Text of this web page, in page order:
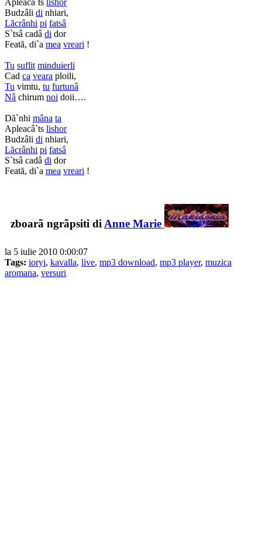
Budzâli di nhiari,
Lăcrânhi pi fatsâ
S`tsâ cadâ di dor
Feată, di`a mea vreari !
Tu suflit minduierli
Cad ca veara ploili,
Tu vimtu, tu furtunâ
Nâ chirum noi doii….
Dă`nhi mâna ta
Apleacâ`ts lishor
Budzâli di nhiari,
Lăcrânhi pi fatsâ
S`tsâ cadâ di dor
Feată, di`a mea vreari !
zboarã ngrãpsiti di Anne Marie
la 5 iulie 2010 0:00:07
Tags: ioryi, kavalla, live, mp3 download, mp3 player, muzica
aromana, versuri